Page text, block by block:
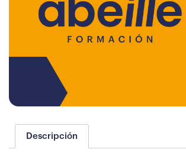
Descripción